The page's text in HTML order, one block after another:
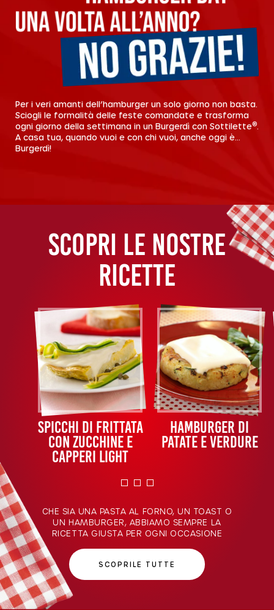
Per i veri amanti dell’hamburger un solo giorno non basta.
Sciogli le formalità delle feste comandate e trasforma
ogni giorno della settimana in un Burgerdì con Sottilette®.
A casa tua, quando vuoi e con chi vuoi, anche oggi è…
Burgerdì!
SCOPRI LE NOSTRE
RICETTE
Spicchi di frittata
con zucchine e
capperi light
Hamburger di
patate e verdure
CHE SIA UNA PASTA AL FORNO, UN TOAST O
UN HAMBURGER, ABBIAMO SEMPRE LA
RICETTA GIUSTA PER OGNI OCCASIONE
SCOPRILE TUTTE